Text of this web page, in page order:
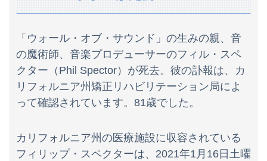
体調不良で休んでパチ●コ通ってたら、数十日単位の証拠写真撮られて会社クビになった
【竜王戦】柵木幹太五段が先勝
「ウォール・オブ・サウンド」の生みの親、音
の魔術師、音楽プロデューサーのフィル・スペ
クター（Phil Spector）が死去。彼の訃報は、カ
リフォルニア州矯正リハビリテーション局によ
って確認されています。81歳でした。
カリフォルニア州の医療施設に収容されている
フィリップ・スペクターは、2021年1月16日土曜